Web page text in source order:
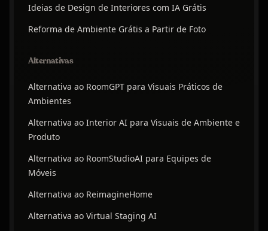
Ideias de Design de Interiores com IA Grátis
Reforma de Ambiente Grátis a Partir de Foto
Alternativas
Alternativa ao RoomGPT para Visuais Práticos de
Ambientes
Alternativa ao Interior AI para Visuais de Ambiente e
Produto
Alternativa ao RoomStudioAI para Equipes de
Móveis
Alternativa ao ReimagineHome
Alternativa ao Virtual Staging AI